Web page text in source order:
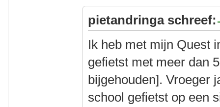
pietandringa schreef:
Ik heb met mijn Quest
gefietst met meer dan
bijgehouden]. Vroeger
school gefietst op een